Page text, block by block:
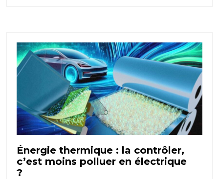
Énergie thermique : la contrôler,
c’est moins polluer en électrique
?